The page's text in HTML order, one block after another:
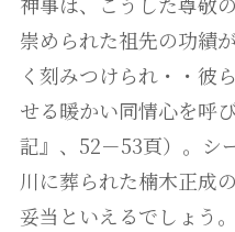
崇められた祖先の功績
く刻みつけられ・・彼
せる暖かい同情心を呼
記』、52－53頁）。シ
川に葬られた楠木正成
妥当といえるでしょう。